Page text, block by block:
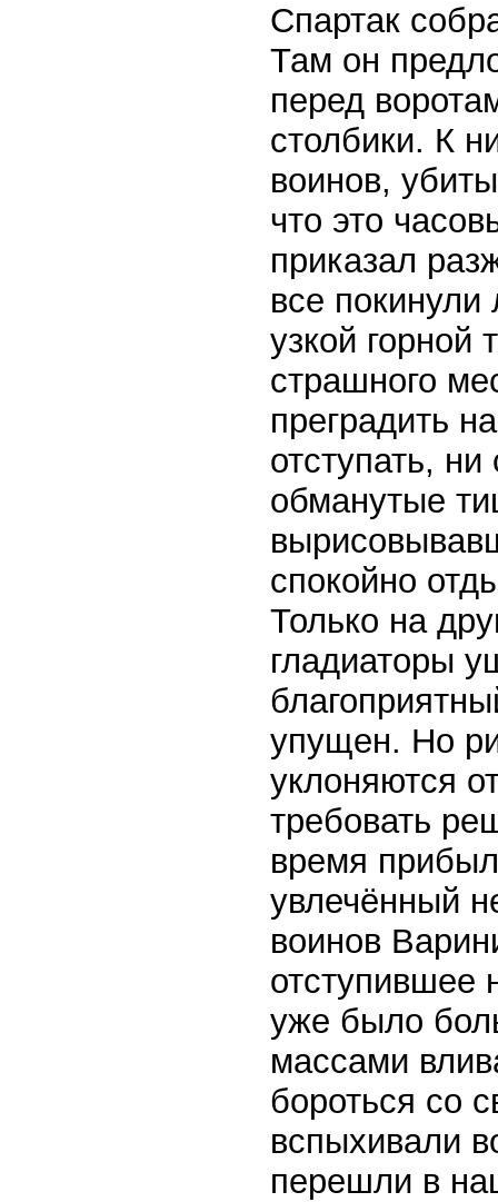
Спартак
Там он
перед
столбики. К
воинов,
что это
приказал
все
узкой горной
страшного
преградить
отступать,
обманутые
спокойно
Только на
гладиаторы
упущен. Но
уклоняются
требовать
время
увлечённый
воинов
отступившее
уже было
массами
бороться со
вспыхивали
перешли в